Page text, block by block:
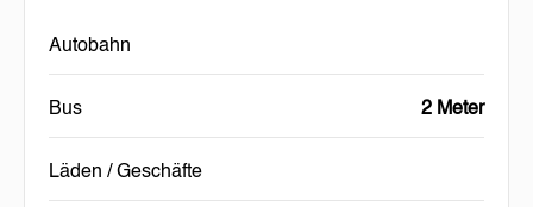
Autobahn
Bus 2 Meter
Läden / Geschäfte